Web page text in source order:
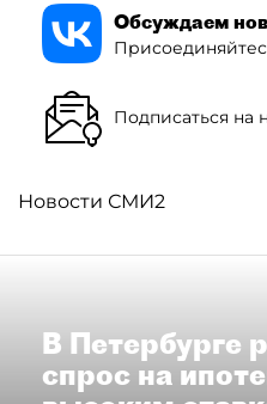
Обсуждаем
Подписаться на
Новости СМИ2
В Петербурге
спрос на